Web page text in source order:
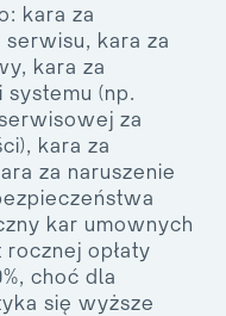
kara za
kara za
kara za
(np.
za
kara za
za naruszenie
kar umownych
opłaty
choć dla
się wyższe